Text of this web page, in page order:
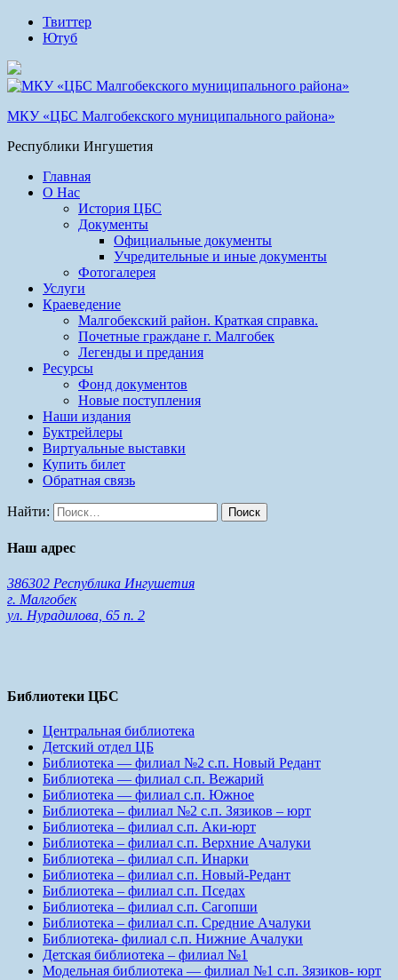
Твиттер
Ютуб
МКУ «ЦБС Малгобекского муниципального района»
Республики Ингушетия
Главная
О Нас
История ЦБС
Документы
Официальные документы
Учредительные и иные документы
Фотогалерея
Услуги
Краеведение
Малгобекский район. Краткая справка.
Почетные граждане г. Малгобек
Легенды и предания
Ресурсы
Фонд документов
Новые поступления
Наши издания
Буктрейлеры
Виртуальные выставки
Купить билет
Обратная связь
Найти:
Наш адрес
386302 Республика Ингушетия
г. Малгобек
ул. Нурадилова, 65 п. 2
Библиотеки ЦБС
Центральная библиотека
Детский отдел ЦБ
Библиотека — филиал №2 с.п. Новый Редант
Библиотека — филиал с.п. Вежарий
Библиотека — филиал с.п. Южное
Библиотека – филиал №2 с.п. Зязиков – юрт
Библиотека – филиал с.п. Аки-юрт
Библиотека – филиал с.п. Верхние Ачалуки
Библиотека – филиал с.п. Инарки
Библиотека – филиал с.п. Новый-Редант
Библиотека – филиал с.п. Пседах
Библиотека – филиал с.п. Сагопши
Библиотека – филиал с.п. Средние Ачалуки
Библиотека- филиал с.п. Нижние Ачалуки
Детская библиотека – филиал №1
Модельная библиотека — филиал №1 с.п. Зязиков- юрт